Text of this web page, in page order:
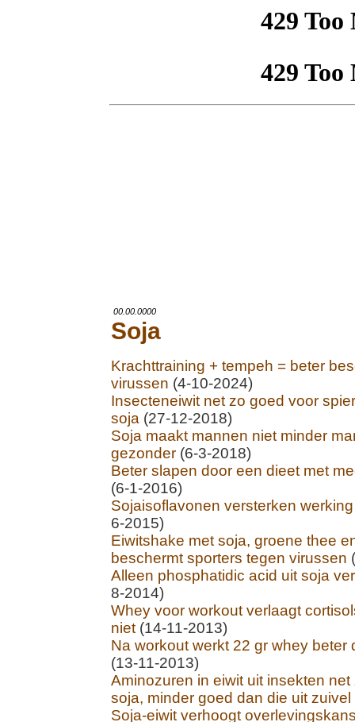
00.00.0000
Soja
Krachttraining + tempeh = beter
virussen (4-10-2024)
Insecteneiwit net zo goed voor
soja (27-12-2018)
Soja maakt mannen niet minder
gezonder (6-3-2018)
Beter slapen door een dieet met
(6-1-2016)
Sojaisoflavonen versterken
6-2015)
Eiwitshake met soja, groene thee
beschermt sporters tegen virussen
Alleen phosphatidic acid uit soja
8-2014)
Whey voor workout verlaagt
niet (14-11-2013)
Na workout werkt 22 gr whey beter
(13-11-2013)
Aminozuren in eiwit uit insekten
soja, minder goed dan die uit zuivel
Soja-eiwit verhoogt